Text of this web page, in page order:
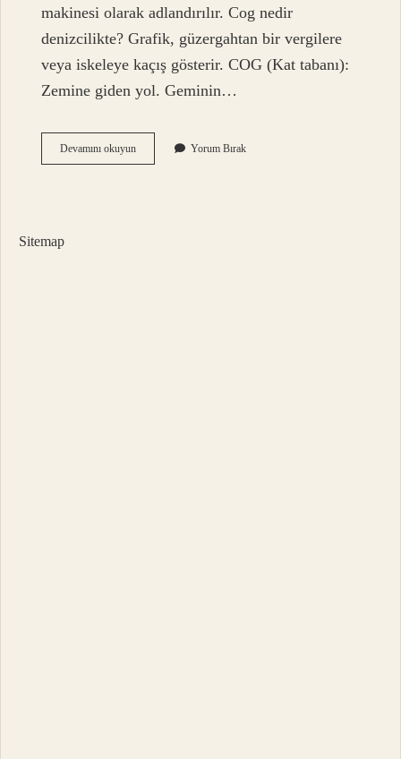
makinesi olarak adlandırılır. Cog nedir
denizcilikte? Grafik, güzergahtan bir vergilere
veya iskeleye kaçış gösterir. COG (Kat tabanı):
Zemine giden yol. Geminin…
Devamını okuyunKıç
Istralya
Yorum Bırak
Sitemap